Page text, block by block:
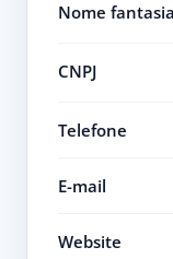
Nome fantasia
CNPJ
Telefone
E-mail
Website